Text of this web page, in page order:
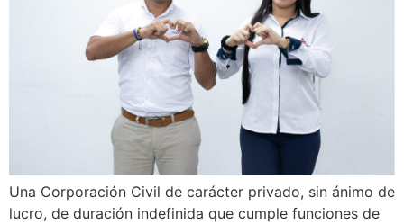
Una Corporación Civil de carácter privado, sin ánimo de
lucro, de duración indefinida que cumple funciones de